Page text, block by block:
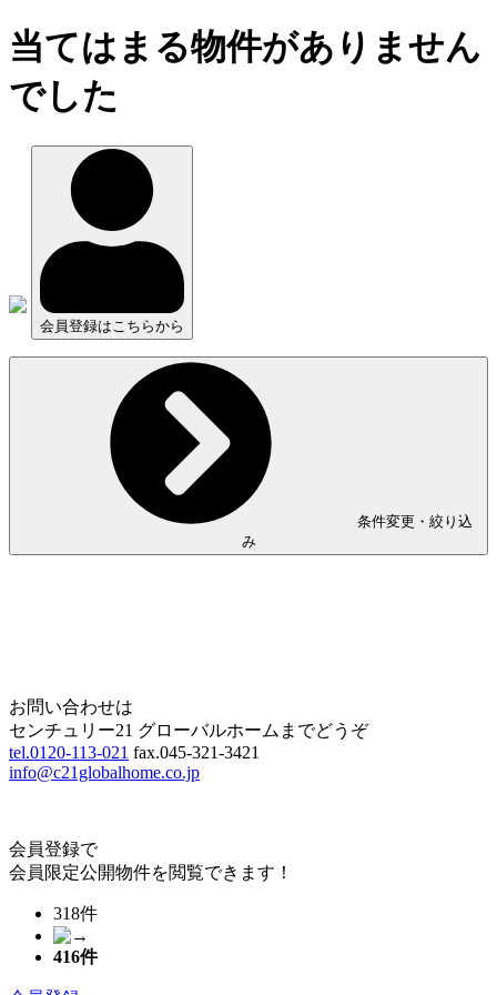
当てはまる物件がありません
でした
会員登録はこちらから
条件変更・絞り込
み
お問い合わせは
センチュリー21 グローバルホームまでどうぞ
tel.0120-113-021 fax.045-321-3421
info@c21globalhome.co.jp
会員登録で
会員限定公開物件を閲覧できます！
318件
416件